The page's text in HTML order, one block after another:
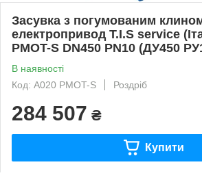
Засувка з погумованим
електропривод T.I.S service
PMOT-S DN450 PN10 (ДУ450
В наявності
Код: A020 PMOT-S
Роздріб
284 507 ₴
Купити